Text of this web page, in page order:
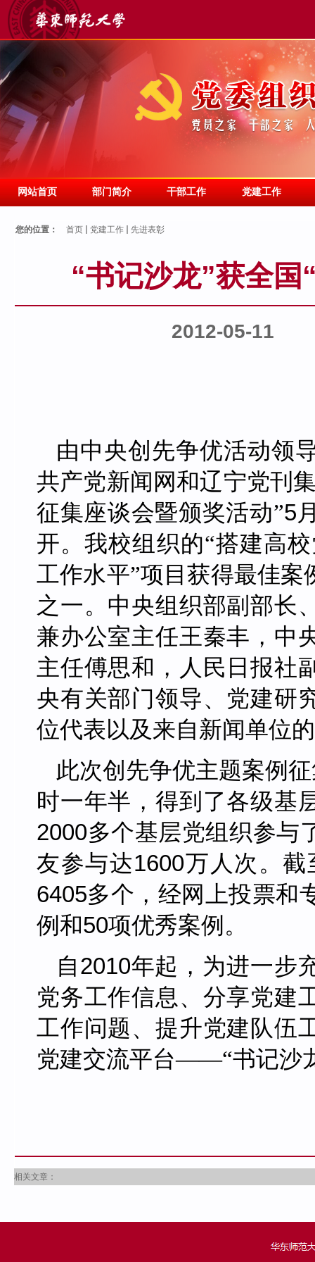
网站首页 部门简介 干部工作 党建工作
您的位置： 首页 党建工作 先进表彰
“书记沙龙”获全
2012-05-11
由中央创先争优活动领
共产党新闻网和辽宁党刊
征集座谈会暨颁奖活动”5
开。我校组织的“搭建高
工作水平”项目获得最佳
之一。中央组织部副部长
兼办公室主任王秦丰，中
主任傅思和，人民日报社
央有关部门领导、党建研
位代表以及来自新闻单位的
此次创先争优主题案例
时一年半，得到了各级基
2000多个基层党组织参与
友参与达1600万人次。截
6405多个，经网上投票和
例和50项优秀案例。
自2010年起，为进一步
党务工作信息、分享党建
工作问题、提升党建队伍
党建交流平台――“书记沙
相关文章：